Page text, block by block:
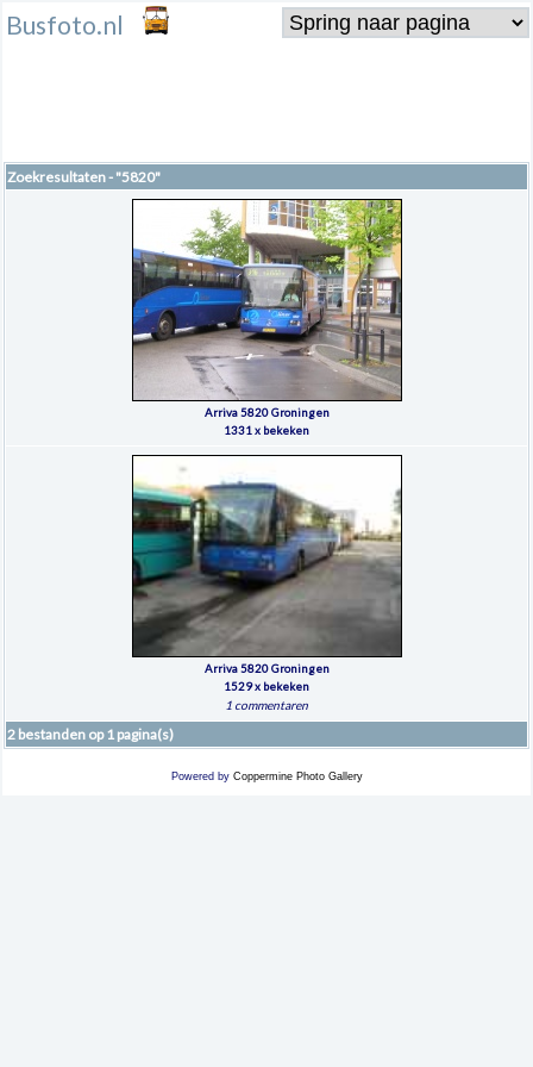
Busfoto.nl
Zoekresultaten - "5820"
Arriva 5820 Groningen
1331 x bekeken
Arriva 5820 Groningen
1529 x bekeken
1 commentaren
2 bestanden op 1 pagina(s)
Powered by Coppermine Photo Gallery